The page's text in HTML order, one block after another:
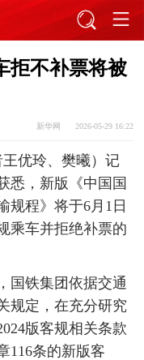
拒不补票将被
新华网 2026-05-29 16:22
优玲、樊曦）记
悉，新版《中国国
规程》将于6月1日
乘车并拒绝补票的
国铁集团依据交通
规定，在充分研究
版客规相关条款
116条的新版客